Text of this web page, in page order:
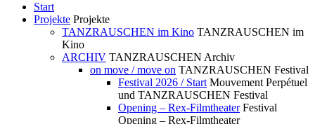
Start
Projekte Projekte
TANZRAUSCHEN im Kino TANZRAUSCHEN im
Kino
ARCHIV TANZRAUSCHEN Archiv
on move / move on TANZRAUSCHEN Festival
Festival 2026 / Start Mouvement Perpétuel
und TANZRAUSCHEN Festival
Opening – Rex-Filmtheater Festival
Opening – Rex-Filmtheater